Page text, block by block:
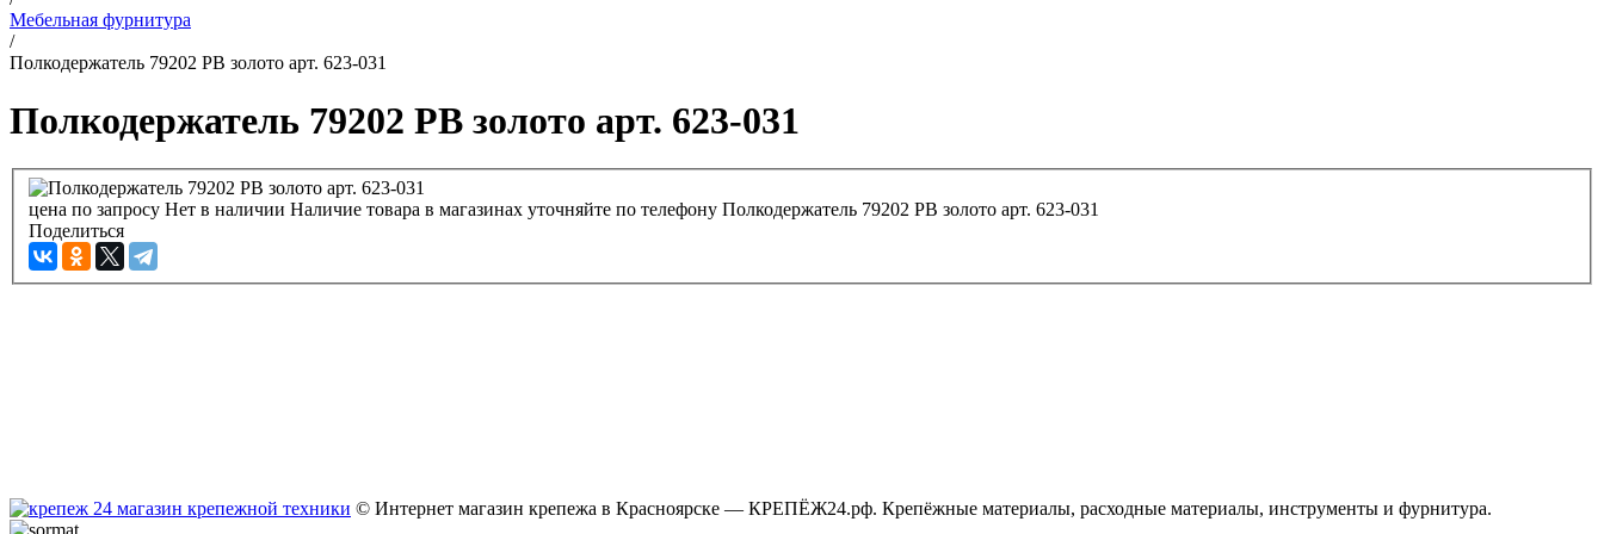
Мебельная фурнитура
/
Полкодержатель 79202 PB золото арт. 623-031
Полкодержатель 79202 PB золото арт. 623-031
цена по запросу Нет в наличии Наличие товара в магазинах уточняйте по телефону
Полкодержатель 79202 PB золото арт. 623-031
Поделиться
© Интернет магазин крепежа в Красноярске — КРЕПЁЖ24.рф. Крепёжные материалы, расходные материалы, инструменты и фурнитура.